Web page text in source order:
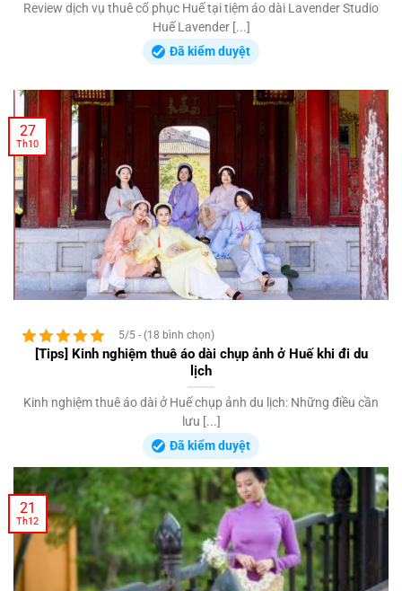
Review dịch vụ thuê cổ phục Huế tại tiệm áo dài Lavender Studio
Huế Lavender [...]
Đã kiểm duyệt
5/5 - (18 bình chọn)
[Tips] Kinh nghiệm thuê áo dài chụp ảnh ở Huế khi đi du
lịch
Kinh nghiệm thuê áo dài ở Huế chụp ảnh du lịch: Những điều cần
lưu [...]
Đã kiểm duyệt
27
Th10
21
Th12